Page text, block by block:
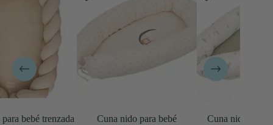
Cuna nido para bebé
Cuna nido para bebé Trex